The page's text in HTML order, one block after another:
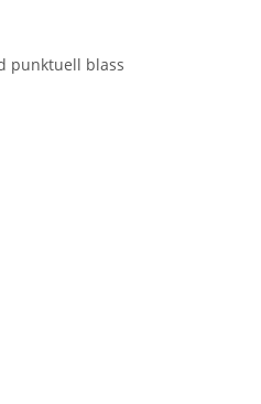
punktuell blass